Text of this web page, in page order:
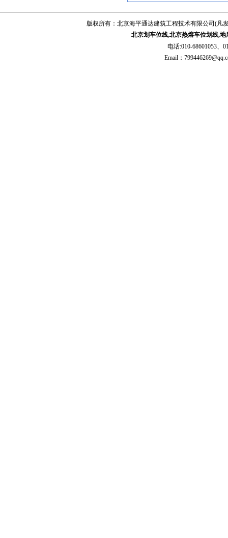
版权所有：北京海平通达建筑工程技术有限公司(凡
北京划车位线,北京热熔车位划线,
电话:010-68601053、
Email：